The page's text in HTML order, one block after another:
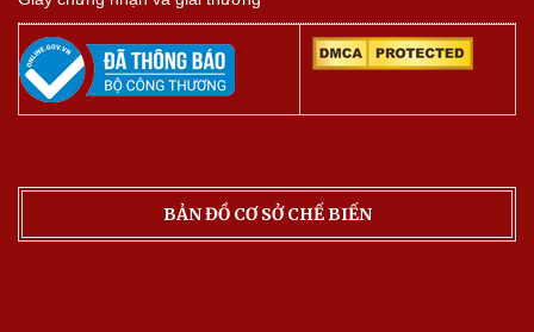
BẢN ĐỒ CƠ SỞ CHẾ BIẾN